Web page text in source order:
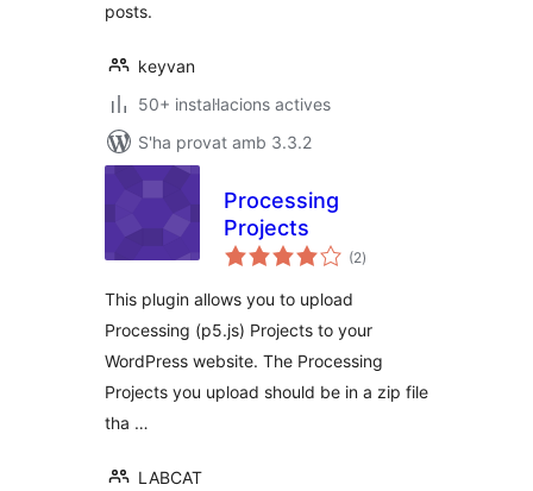
posts.
keyvan
50+ instal·lacions actives
S'ha provat amb 3.3.2
Processing
Projects
(2puntuacions
totals
)
This plugin allows you to upload
Processing (p5.js) Projects to your
WordPress website. The Processing
Projects you upload should be in a zip file
tha …
LABCAT